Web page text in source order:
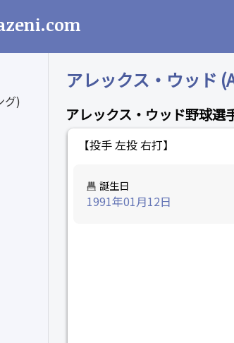
グ)
アレックス・ウッド
アレックス・ウッド野球選
【投手 左投 右打】
誕生日
1991年01月12日